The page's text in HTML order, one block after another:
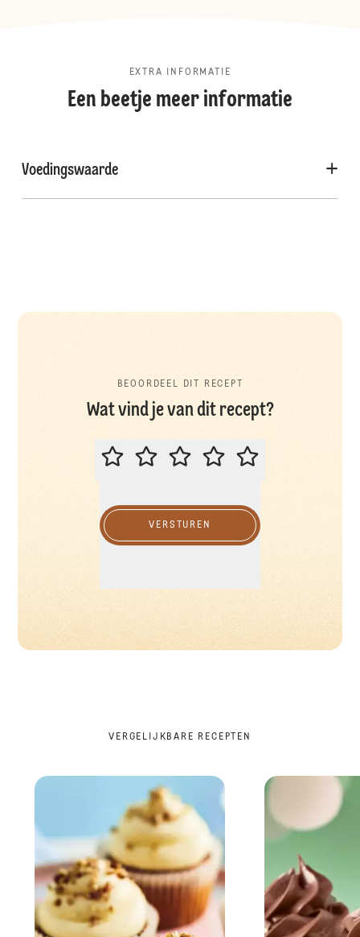
EXTRA INFORMATIE
Een beetje meer informatie
Voedingswaarde
BEOORDEEL DIT RECEPT
Wat vind je van dit recept?
BEOORDEEL DIT RECEPT
VERSTUREN
VERGELIJKBARE RECEPTEN